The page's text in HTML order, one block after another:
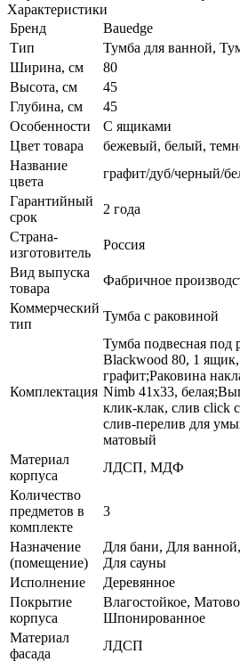
Характеристики
Бренд
Bauedge
Тип
Тумба для ванной,
Ширина, см
80
Высота, см
45
Глубина, см
45
Особенности
С ящиками
Цвет товара
бежевый, белый,
Название
цвета
графит/дуб/черный/
Гарантийный
срок
2 года
Страна-
изготовитель
Россия
Вид выпуска
товара
Фабричное
Коммерческий
тип
Тумба с раковиной
Комплектация
Тумба подвесная под
Blackwood 80, 1 ящик,
графит;Раковина
Nimb 41х33,
клик-клак, слив click
слив-перелив для
матовый
Материал
корпуса
ЛДСП, МДФ
Количество
предметов в
комплекте
3
Назначение
(помещение)
Для бани, Для
Для сауны
Исполнение
Деревянное
Покрытие
корпуса
Влагостойкое,
Шпонированное
Материал
фасада
ЛДСП